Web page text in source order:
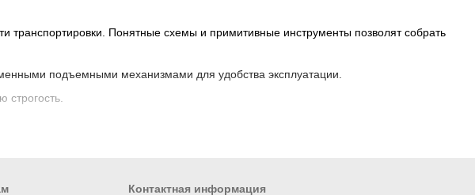
транспортировки. Понятные схемы и примитивные инструменты позволят собрать
подъемными механизмами для удобства эксплуатации.
Контактная информация